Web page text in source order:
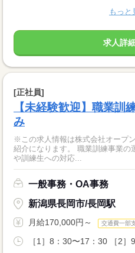
もっと
求人詳
[正社員]
【未経験歓迎】職業
み
※この求人情報は株式会社オープ
紹介になります。 職業訓練事業の運営
や訓練生への対応...
一般事務・OA事務
新潟県長岡市/長岡駅
月給170,000円～ 交通費一部
［1］8：30〜17：30 ［2］